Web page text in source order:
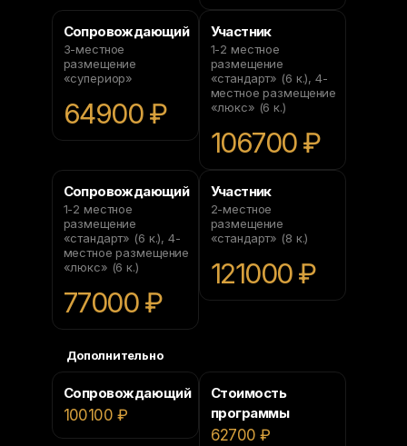
Сопровождающий
3-местное
размещение
«супериор»
64900 ₽
Участник
1-2 местное
размещение
«стандарт» (6 к.), 4-
местное размещение
«люкс» (6 к.)
106700 ₽
Сопровождающий
1-2 местное
размещение
«стандарт» (6 к.), 4-
местное размещение
«люкс» (6 к.)
77000 ₽
Участник
2-местное
размещение
«стандарт» (8 к.)
121000 ₽
Дополнительно
Сопровождающий
100100 ₽
Стоимость
программы
62700 ₽